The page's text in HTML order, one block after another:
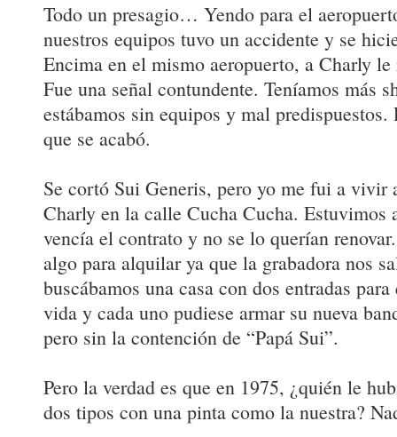
Todo un presagio… Yendo para el
nuestros equipos tuvo un accidente y se
Encima en el mismo aeropuerto, a Charly
Fue una señal contundente. Teníamos más
estábamos sin equipos y mal
que se acabó.
Se cortó Sui Generis, pero yo me fui a vivir
Charly en la calle Cucha Cucha. Estuvimos
vencía el contrato y no se lo querían
algo para alquilar ya que la grabadora nos
buscábamos una casa con dos entradas
vida y cada uno pudiese armar su nueva
pero sin la contención de “Papá Sui”.
Pero la verdad es que en 1975, ¿quién le
dos tipos con una pinta como la nuestra?